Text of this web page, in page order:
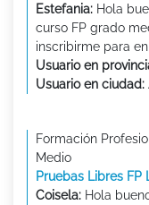
Estefania: Hola
curso FP grado
inscribirme para
Usuario en
Usuario en ciudad:
Formación
Medio
Pruebas Libres FP
Coisela: Hola